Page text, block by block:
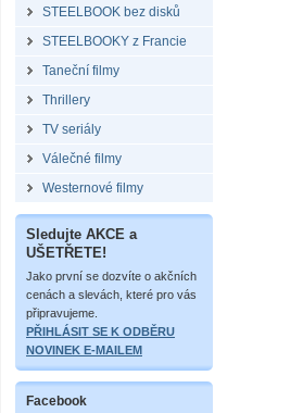
STEELBOOK bez disků
STEELBOOKY z Francie
Taneční filmy
Thrillery
TV seriály
Válečné filmy
Westernové filmy
Sledujte AKCE a
UŠETŘETE!
Jako první se dozvíte o akčních
cenách a slevách, které pro vás
připravujeme.
PŘIHLÁSIT SE K ODBĚRU
NOVINEK E-MAILEM
Facebook